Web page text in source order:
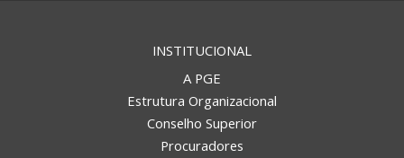
INSTITUCIONAL
A PGE
Estrutura Organizacional
Conselho Superior
Procuradores